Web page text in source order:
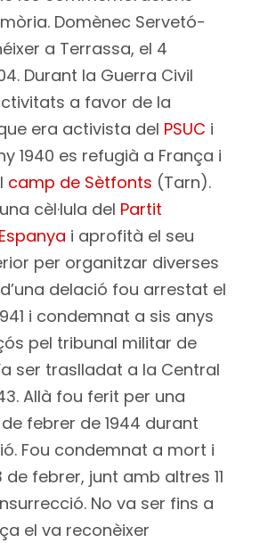
Domènec Servetó-
a Terrassa, el 4
Durant la Guerra Civil
a favor de la
era activista del PSUC i
1940 es refugià a França i
camp de Sètfonts (Tarn).
cèl·lula del Partit
i aprofità el seu
per organitzar diverses
delació fou arrestat el
i condemnat a sis anys
pel tribunal militar de
ser traslladat a la Central
Allà fou ferit per una
febrer de 1944 durant
Fou condemnat a mort i
febrer, junt amb altres 11
No va ser fins a
el va reconèixer